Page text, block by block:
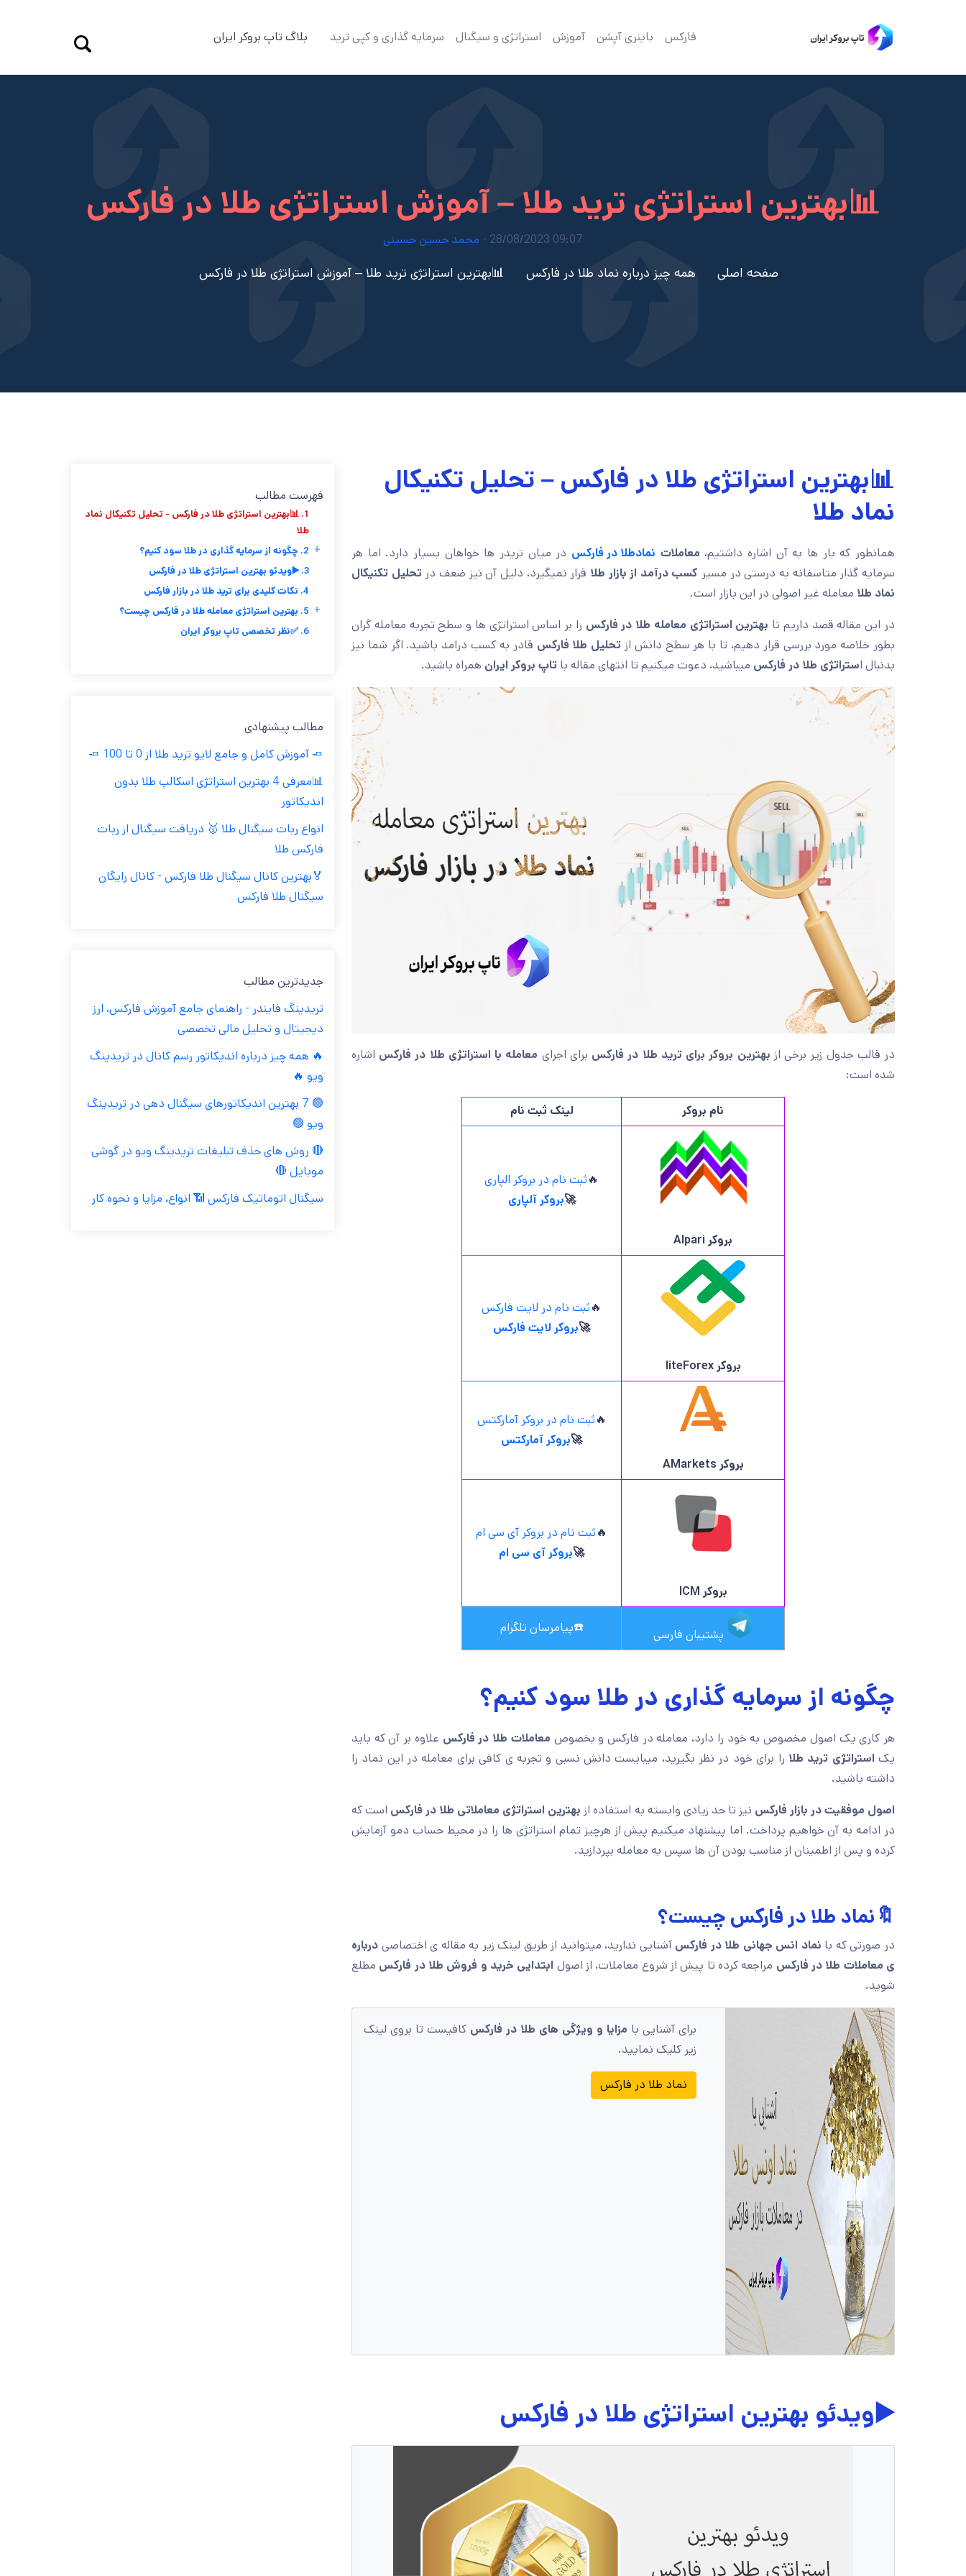
فارکس باینری آپشن آموزش استراتژی و سیگنال سرمایه گذاری و کپی ترید بلاگ تاپ بروکر ایران
📊بهترین استراتژی ترید طلا – آموزش استراتژی طلا در فارکس
09:07 28/08/2023 - محمد حسین حسینی
صفحه اصلی همه چیز درباره نماد طلا در فارکس 📊بهترین استراتژی ترید طلا – آموزش استراتژی طلا در فارکس
📊بهترین استراتژی طلا در فارکس – تحلیل تکنیکال
نماد طلا
همانطور که بار ها به آن اشاره داشتیم، معاملات نمادطلا در فارکس در میان تریدر ها خواهان بسیار دارد. اما هر
سرمایه گذار متاسفانه به درستی در مسیر کسب درآمد از بازار طلا قرار نمیگیرد، دلیل آن نیز ضعف در تحلیل تکنیکال
نماد طلا معامله غیر اصولی در این بازار است.
در این مقاله قصد داریم تا بهترین استراتژی معامله طلا در فارکس را بر اساس استراتژی ها و سطح تجربه معامله گران
بطور خلاصه مورد بررسی قرار دهیم، تا با هر سطح دانش از تحلیل طلا فارکس قادر به کسب درامد باشید. اگر شما نیز
بدنبال استراتژی طلا در فارکس میباشید، دعوت میکنیم تا انتهای مقاله با تاپ بروکر ایران همراه باشید.
در قالب جدول زیر برخی از بهترین بروکر برای ترید طلا در فارکس برای اجرای معامله با استراتژی طلا در فارکس اشاره
شده است:
نام بروکر لینک ثبت نام
بروکر Alpari
🔥ثبت نام در بروکر الپاری
🚀بروکر آلپاری
بروکرliteForex
🔥ثبت نام در لایت فارکس
🚀بروکر لایت فارکس
بروکر AMarkets
🔥ثبت نام در بروکر آمارکتس
🚀بروکر آمارکتس
بروکر ICM
🔥ثبت نام در بروکر آی سی ام
🚀بروکر آی سی ام
پشتیبان فارسی ☎️پیامرسان تلگرام
چگونه از سرمایه گذاری در طلا سود کنیم؟
هر کاری یک اصول مخصوص به خود را دارد، معامله در فارکس و بخصوص معاملات طلا در فارکس علاوه بر آن که باید
یک استراتژی ترید طلا را برای خود در نظر بگیرید، میبایست دانش نسبی و تجربه ی کافی برای معامله در این نماد را
داشته باشید.
اصول موفقیت در بازار فارکس نیز تا حد زیادی وابسته به استفاده از بهترین استراتژی معاملاتی طلا در فارکس است که
در ادامه به آن خواهیم پرداخت. اما پیشنهاد میکنیم پیش از هرچیز تمام استراتژی ها را در محیط حساب دمو آزمایش
کرده و پس از اطمینان از مناسب بودن آن ها سپس به معامله بپردازید.
🔖 نماد طلا در فارکس چیست؟
در صورتی که با نماد انس جهانی طلا در فارکس آشنایی ندارید، میتوانید از طریق لینک زیر به مقاله ی اختصاصی درباره
ی معاملات طلا در فارکس مراجعه کرده تا پیش از شروع معاملات، از اصول ابتدایی خرید و فروش طلا در فارکس مطلع
شوید.
برای آشنایی با مزایا و ویژگی های طلا در فارکس کافیست تا بروی لینک
زیر کلیک نمایید.
نماد طلا در فارکس
▶️ویدئو بهترین استراتژی طلا در فارکس
فهرست مطالب
1. 📊بهترین استراتژی طلا در فارکس - تحلیل تکنیکال نماد
طلا
2. چگونه از سرمایه گذاری در طلا سود کنیم؟ +
3. ▶️ویدئو بهترین استراتژی طلا در فارکس
4. نکات کلیدی برای ترید طلا در بازار فارکس
5. بهترین استراتژی معامله طلا در فارکس چیست؟ +
6. ✅نظر تخصصی تاپ بروکر ایران
مطالب پیشنهادی
🧈 آموزش کامل و جامع لایو ترید طلا از 0 تا 100 🧈
📊معرفی 4 بهترین استراتژی اسکالپ طلا بدون
اندیکاتور
انواع ربات سیگنال طلا 🥇 دریافت سیگنال از ربات
فارکس طلا
🏅بهترین کانال سیگنال طلا فارکس - کانال رایگان
سیگنال طلا فارکس
جدیدترین مطالب
تریدینگ فایندر - راهنمای جامع آموزش فارکس، ارز
دیجیتال و تحلیل مالی تخصصی
🔥 همه چیز درباره اندیکاتور رسم کانال در تریدینگ
ویو 🔥
🟢 7 بهترین اندیکاتورهای سیگنال دهی در تریدینگ
ویو 🟢
🔴 روش های حذف تبلیغات تریدینگ ویو در گوشی
موبایل 🔴
سیگنال اتوماتیک فارکس 📶 انواع، مزایا و نحوه کار